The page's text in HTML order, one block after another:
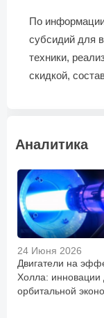
По
субсидий для
техники,
скидкой,
Аналитика
24 Июня 2026
Двигатели на
Холла: инновации
орбитальной